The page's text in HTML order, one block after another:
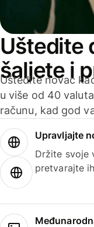
Uštedite
šaljete i
Uštedite novac
u više od 40
računu, kad god
Upravljajte
Držite svoje
pretvarajte